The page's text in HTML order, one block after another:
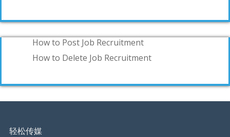
How to Post Job Recruitment
How to Delete Job Recruitment
轻松传媒